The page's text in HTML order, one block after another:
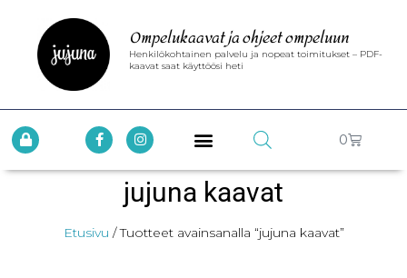
Ompelukaavat ja ohjeet ompeluun
Henkilökohtainen palvelu ja nopeat toimitukset – PDF-
kaavat saat käyttöösi heti
0
jujuna kaavat
Etusivu / Tuotteet avainsanalla “jujuna kaavat”